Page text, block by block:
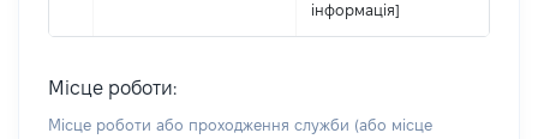
інформація]
Місце роботи:
Місце роботи або проходження служби (або місце